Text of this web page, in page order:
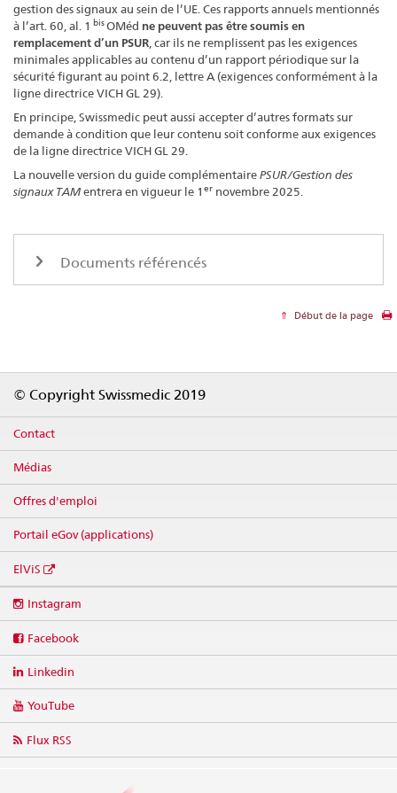
gestion des signaux au sein de l’UE. Ces rapports annuels mentionnés
à l’art. 60, al. 1 bisOMéd ne peuvent pas être soumis en
remplacement d’un PSUR , car ils ne remplissent pas les exigences
minimales applicables au contenu d’un rapport périodique sur la
sécurité figurant au point 6.2, lettre A (exigences conformément à la
ligne directrice VICH GL 29).
En principe, Swissmedic peut aussi accepter d’autres formats sur
demande à condition que leur contenu soit conforme aux exigences
de la ligne directrice VICH GL 29.
La nouvelle version du guide complémentairePSUR/Gestion des
signaux TAMentrera en vigueur le 1 er novembre 2025.
Documents référencés
Début de la page
© Copyright Swissmedic 2019
Contact
Médias
Offres d'emploi
Portail eGov (applications)
ElViS
media
Instagram
Facebook
Linkedin
YouTube
Flux RSS